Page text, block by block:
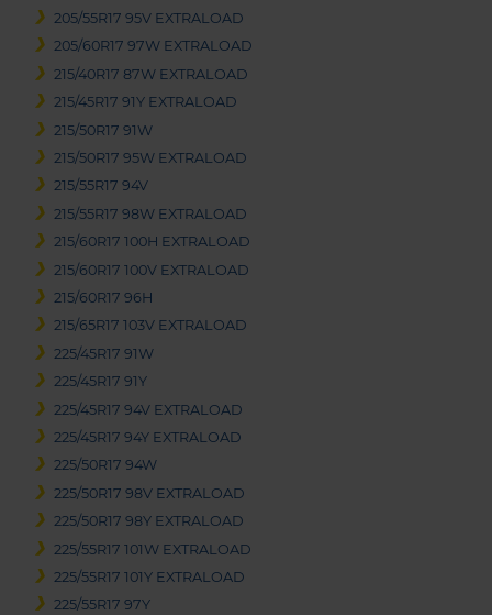
205/55R17 95V EXTRALOAD
205/60R17 97W EXTRALOAD
215/40R17 87W EXTRALOAD
215/45R17 91Y EXTRALOAD
215/50R17 91W
215/50R17 95W EXTRALOAD
215/55R17 94V
215/55R17 98W EXTRALOAD
215/60R17 100H EXTRALOAD
215/60R17 100V EXTRALOAD
215/60R17 96H
215/65R17 103V EXTRALOAD
225/45R17 91W
225/45R17 91Y
225/45R17 94V EXTRALOAD
225/45R17 94Y EXTRALOAD
225/50R17 94W
225/50R17 98V EXTRALOAD
225/50R17 98Y EXTRALOAD
225/55R17 101W EXTRALOAD
225/55R17 101Y EXTRALOAD
225/55R17 97Y